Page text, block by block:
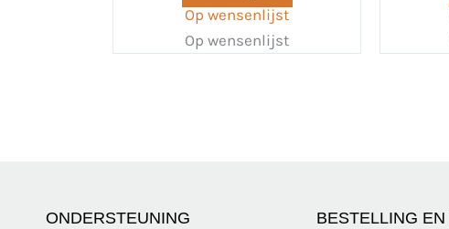
Op wensenlijst
Op wensenlijst
ONDERSTEUNING BESTELLING